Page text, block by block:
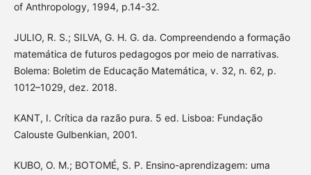
of Anthropology, 1994, p.14-32.
JULIO, R. S.; SILVA, G. H. G. da. Compreendendo a formação
matemática de futuros pedagogos por meio de narrativas.
Bolema: Boletim de Educação Matemática, v. 32, n. 62, p.
1012–1029, dez. 2018.
KANT, I. Crítica da razão pura. 5 ed. Lisboa: Fundação
Calouste Gulbenkian, 2001.
KUBO, O. M.; BOTOMÉ, S. P. Ensino-aprendizagem: uma